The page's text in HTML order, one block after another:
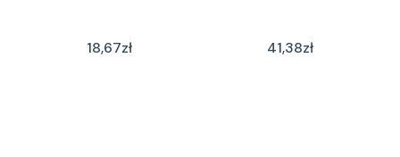
18,67zł 41,38zł